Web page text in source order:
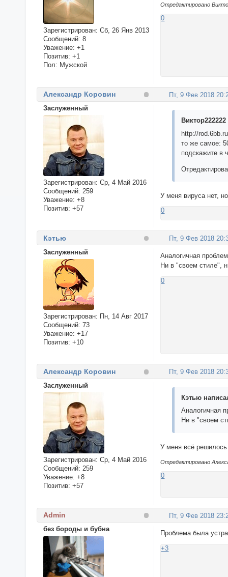
Зарегистрирован: Сб, 26 Янв 2013
Сообщений: 8
Уважение: +1
Позитив: +1
Пол: Мужской
Отредактировано
0
Пт, 9 Фев 2018
Александр Коровин
Заслуженный
Зарегистрирован: Ср, 4 Май 2016
Сообщений: 259
Уважение: +8
Позитив: +57
http://rod.6bb.ru
то же самое:
подскажите в
У меня вируса нет,
0
Пт, 9 Фев 2018
Кэтью
Заслуженный
Зарегистрирован: Пн, 14 Авг 2017
Сообщений: 73
Уважение: +17
Позитив: +10
Аналогичная
Ни в "своем стиле",
0
Пт, 9 Фев 2018
Александр Коровин
Заслуженный
Зарегистрирован: Ср, 4 Май 2016
Сообщений: 259
Уважение: +8
Позитив: +57
Кэтью
Аналогичная
Ни в "своем
У меня всё
Отредактировано
0
Пт, 9 Фев 2018
Admin
без бороды и бубна
Проблема была
+3